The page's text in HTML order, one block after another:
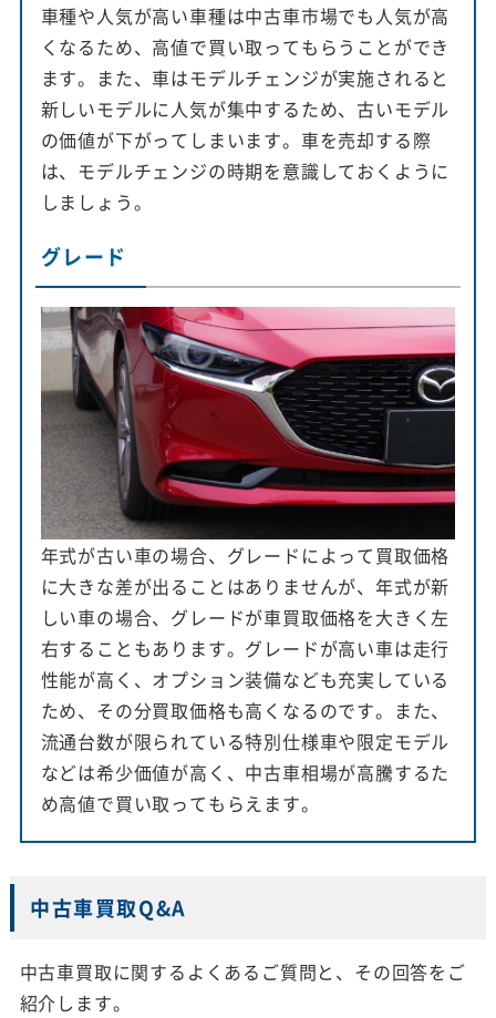
車種や人気が高い車種は中古車市場でも人気が高
くなるため、高値で買い取ってもらうことができ
ます。また、車はモデルチェンジが実施されると
新しいモデルに人気が集中するため、古いモデル
の価値が下がってしまいます。車を売却する際
は、モデルチェンジの時期を意識しておくように
しましょう。
グレード
年式が古い車の場合、グレードによって買取価格
に大きな差が出ることはありませんが、年式が新
しい車の場合、グレードが車買取価格を大きく左
右することもあります。グレードが高い車は走行
性能が高く、オプション装備なども充実している
ため、その分買取価格も高くなるのです。また、
流通台数が限られている特別仕様車や限定モデル
などは希少価値が高く、中古車相場が高騰するた
め高値で買い取ってもらえます。
中古車買取Q&A
中古車買取に関するよくあるご質問と、その回答をご
紹介します。